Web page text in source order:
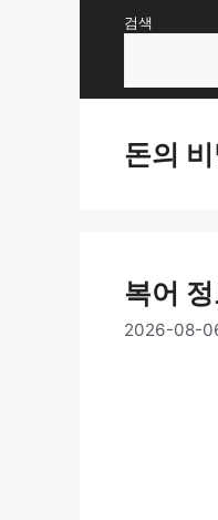
검색
돈의 비
복어
2026-08-